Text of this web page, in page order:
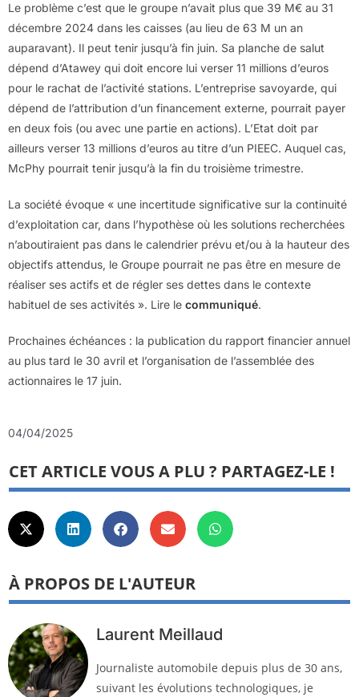
Le problème c’est que le groupe n’avait plus que 39 M€ au 31
décembre 2024 dans les caisses (au lieu de 63 M un an
auparavant). Il peut tenir jusqu’à fin juin. Sa planche de salut
dépend d’Atawey qui doit encore lui verser 11 millions d’euros
pour le rachat de l’activité stations. L’entreprise savoyarde, qui
dépend de l’attribution d’un financement externe, pourrait payer
en deux fois (ou avec une partie en actions). L’Etat doit par
ailleurs verser 13 millions d’euros au titre d’un PIEEC. Auquel cas,
McPhy pourrait tenir jusqu’à la fin du troisième trimestre.
La société évoque « une incertitude significative sur la continuité
d’exploitation car, dans l’hypothèse où les solutions recherchées
n’aboutiraient pas dans le calendrier prévu et/ou à la hauteur des
objectifs attendus, le Groupe pourrait ne pas être en mesure de
réaliser ses actifs et de régler ses dettes dans le contexte
habituel de ses activités ». Lire le communiqué.
Prochaines échéances : la publication du rapport financier annuel
au plus tard le 30 avril et l’organisation de l’assemblée des
actionnaires le 17 juin.
04/04/2025
CET ARTICLE VOUS A PLU ? PARTAGEZ-LE !
À PROPOS DE L'AUTEUR
Laurent Meillaud
Journaliste automobile depuis plus de 30 ans,
suivant les évolutions technologiques, je